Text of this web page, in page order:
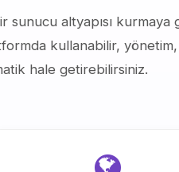
altyapısı kurmaya
kullanabilir,
hale getirebilirsiniz.